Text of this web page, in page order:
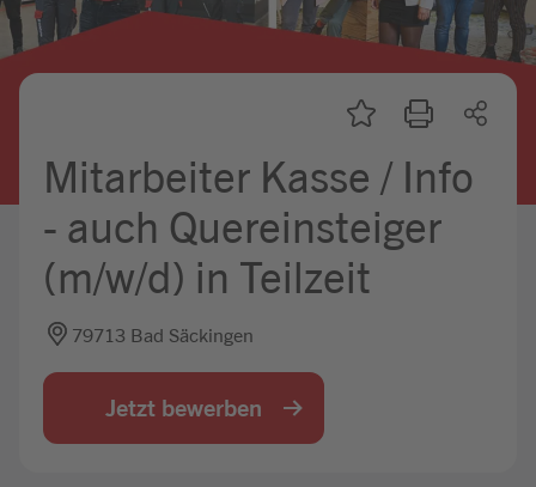
Ausbildung & Studium
Praktikum & Werkstudium
Mein Kandidat:innenprofil
Jobbörse
Mitarbeiter Kasse / Info
- auch Quereinsteiger
(m/w/d) in Teilzeit
79713 Bad Säckingen
Jetzt bewerben